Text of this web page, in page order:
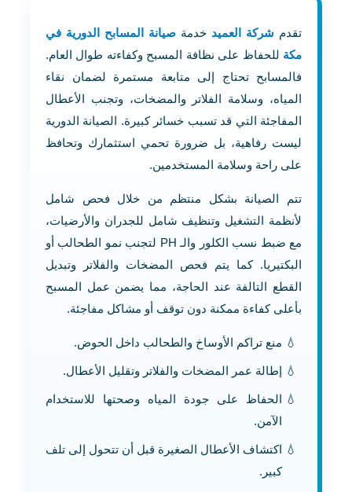
تقدم شركة العميد خدمة صيانة المسابح الدورية في
مكة للحفاظ على نظافة المسبح وكفاءته طوال العام.
فالمسابح تحتاج إلى متابعة مستمرة لضمان نقاء
المياه، وسلامة الفلاتر والمضخات، وتجنب الأعطال
المفاجئة التي قد تسبب خسائر كبيرة. الصيانة الدورية
ليست رفاهية، بل ضرورة تحمي استثمارك وتحافظ
على راحة وسلامة المستخدمين.
تتم الصيانة بشكل منتظم من خلال فحص شامل
لأنظمة التشغيل وتنظيف شامل للجدران والأرضيات،
مع ضبط نسب الكلور والـ PH لتجنب نمو الطحالب أو
البكتيريا. كما يتم فحص المضخات والفلاتر وتبديل
القطع التالفة عند الحاجة، مما يضمن عمل المسبح
بأعلى كفاءة ممكنة دون توقف أو مشاكل مفاجئة.
منع تراكم الأوساخ والطحالب داخل الحوض.
إطالة عمر المضخات والفلاتر وتقليل الأعطال.
الحفاظ على جودة المياه وصحتها للاستخدام
الآمن.
اكتشاف الأعطال الصغيرة قبل أن تتحول إلى تلف
كبير.